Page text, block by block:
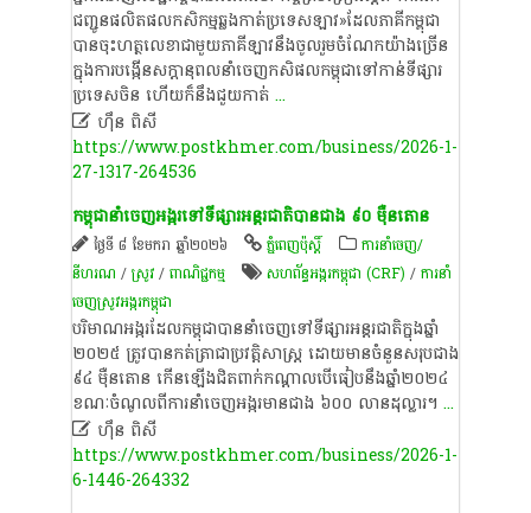
ជញ្ជូនផលិតផលកសិកម្មឆ្លងកាត់ប្រទេសឡាវ»​​ដែល​ភាគី​​កម្ពុជា​
បាន​ចុះ​​ហត្ថលេខា​ជាមួយ​ភាគី​​ឡាវ​នឹងចូល​រួម​ចំណែក​យ៉ាង​ច្រើន
ក្នុង​ការ​បង្កើន​សក្តានុពល​នាំ​ចេញ​កសិផល​​​កម្ពុជា​ទៅ​កាន់ទីផ្សារ​
ប្រទេស​ចិន ហើយ​ក៏​នឹង​​ជួយ​កាត់ ...
ហ៊ឹន ពិសី
https://www.postkhmer.com/business/2026-1-
27-1317-264536
កម្ពុជា​នាំចេញអង្ករ​ទៅទីផ្សារ​អន្តរជាតិ​​​បាន​ជាង ៩០ ម៉ឺនតោន
ថ្ងៃទី ៨ ខែមករា ឆ្នាំ២០២៦ ភ្នំពេញប៉ុស្តិ៍
ការនាំចេញ/
នីហរណ /​ស្រូវ​/ពាណិជ្ជកម្ម ​សហព័ន្ធ​អង្ករ​កម្ពុជា (CRF) /ការនាំ
ចេញស្រូវអង្ករកម្ពុជា
បរិមាណ​​អង្ករដែល​​កម្ពុជា​បាន​នាំចេញ​ទៅ​ទីផ្សារ​អន្តរជាតិ​ក្នុង​​​ឆ្នាំ​
២០២៥ ត្រូវ​បាន​កត់​ត្រា​ជា​ប្រវត្តិសាស្រ្ត ដោយ​មាន​ចំនួន​សរុប​​ជាង
៩៤ ម៉ឺន​តោន​ កើន​ឡើង​ជិតពាក់កណ្តាល​​បើ​ធៀប​នឹង​ឆ្នាំ​២០២៤
ខណៈ​​ចំណូល​ពីការ​នាំចេញ​អង្ករ​មាន​ជាង ៦០០ លាន​ដុល្លារ។ ...
ហ៊ឹន ពិសី
https://www.postkhmer.com/business/2026-1-
6-1446-264332